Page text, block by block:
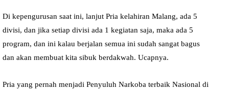
Di kepengurusan saat ini, lanjut Pria kelahiran Malang, ada 5
divisi, dan jika setiap divisi ada 1 kegiatan saja, maka ada 5
program, dan ini kalau berjalan semua ini sudah sangat bagus
dan akan membuat kita sibuk berdakwah. Ucapnya.
Pria yang pernah menjadi Penyuluh Narkoba terbaik Nasional di